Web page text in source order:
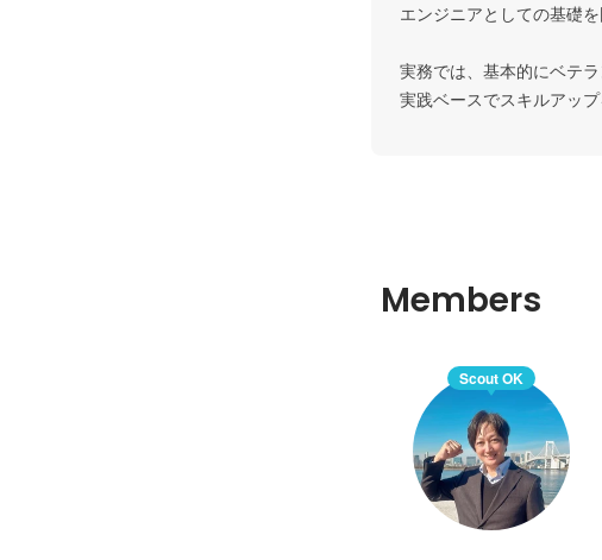
エンジニアとしての基礎を
実務では、基本的にベテ
Members
Scout OK